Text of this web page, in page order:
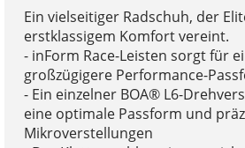
Ein vielseitiger Radschuh, der
erstklassigem Komfort vereint.
- inForm Race-Leisten sorgt für
großzügigere Performance-
- Ein einzelner BOA® L6-
eine optimale Passform und
Mikroverstellungen